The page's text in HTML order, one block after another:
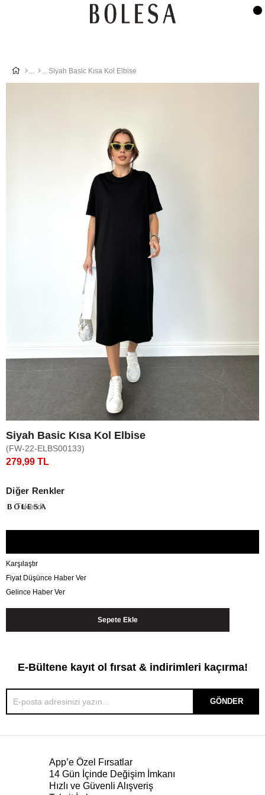
Siyah Basic Kısa Kol Elbise
Siyah Basic Kısa Kol Elbise
(FW-22-ELBS00133)
279,99 TL
Diğer Renkler
Tükendi
Karşılaştır
Fiyat Düşünce Haber Ver
Gelince Haber Ver
E-Bültene kayıt ol fırsat & indirimleri kaçırma!
GÖNDER
App’e Özel Fırsatlar
14 Gün İçinde Değişim İmkanı
Hızlı ve Güvenli Alışveriş